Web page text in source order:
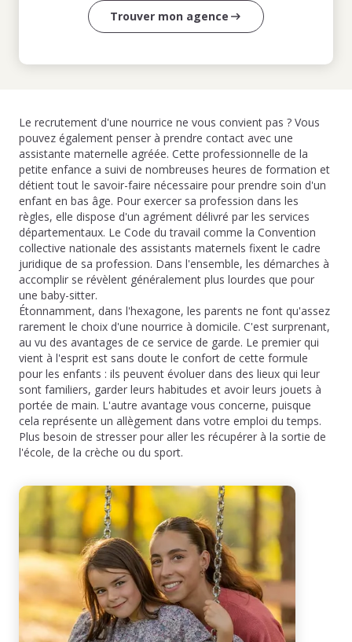
Trouver mon agence
Le recrutement d'une nourrice ne vous convient pas ? Vous
pouvez également penser à prendre contact avec une
assistante maternelle agréée. Cette professionnelle de la
petite enfance a suivi de nombreuses heures de formation et
détient tout le savoir-faire nécessaire pour prendre soin d'un
enfant en bas âge. Pour exercer sa profession dans les
règles, elle dispose d'un agrément délivré par les services
départementaux. Le Code du travail comme la Convention
collective nationale des assistants maternels fixent le cadre
juridique de sa profession. Dans l'ensemble, les démarches à
accomplir se révèlent généralement plus lourdes que pour
une baby-sitter.
Étonnamment, dans l'hexagone, les parents ne font qu'assez
rarement le choix d'une nourrice à domicile. C'est surprenant,
au vu des avantages de ce service de garde. Le premier qui
vient à l'esprit est sans doute le confort de cette formule
pour les enfants : ils peuvent évoluer dans des lieux qui leur
sont familiers, garder leurs habitudes et avoir leurs jouets à
portée de main. L'autre avantage vous concerne, puisque
cela représente un allègement dans votre emploi du temps.
Plus besoin de stresser pour aller les récupérer à la sortie de
l'école, de la crèche ou du sport.